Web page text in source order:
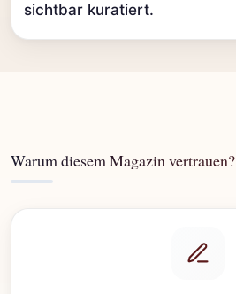
sichtbar kuratiert.
Warum diesem Magazin vertrauen?